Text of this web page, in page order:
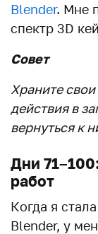
Blender. Мне
спектр 3D
Совет
Храните
действия в
вернуться к
Дни
работ
Когда я
Blender, у